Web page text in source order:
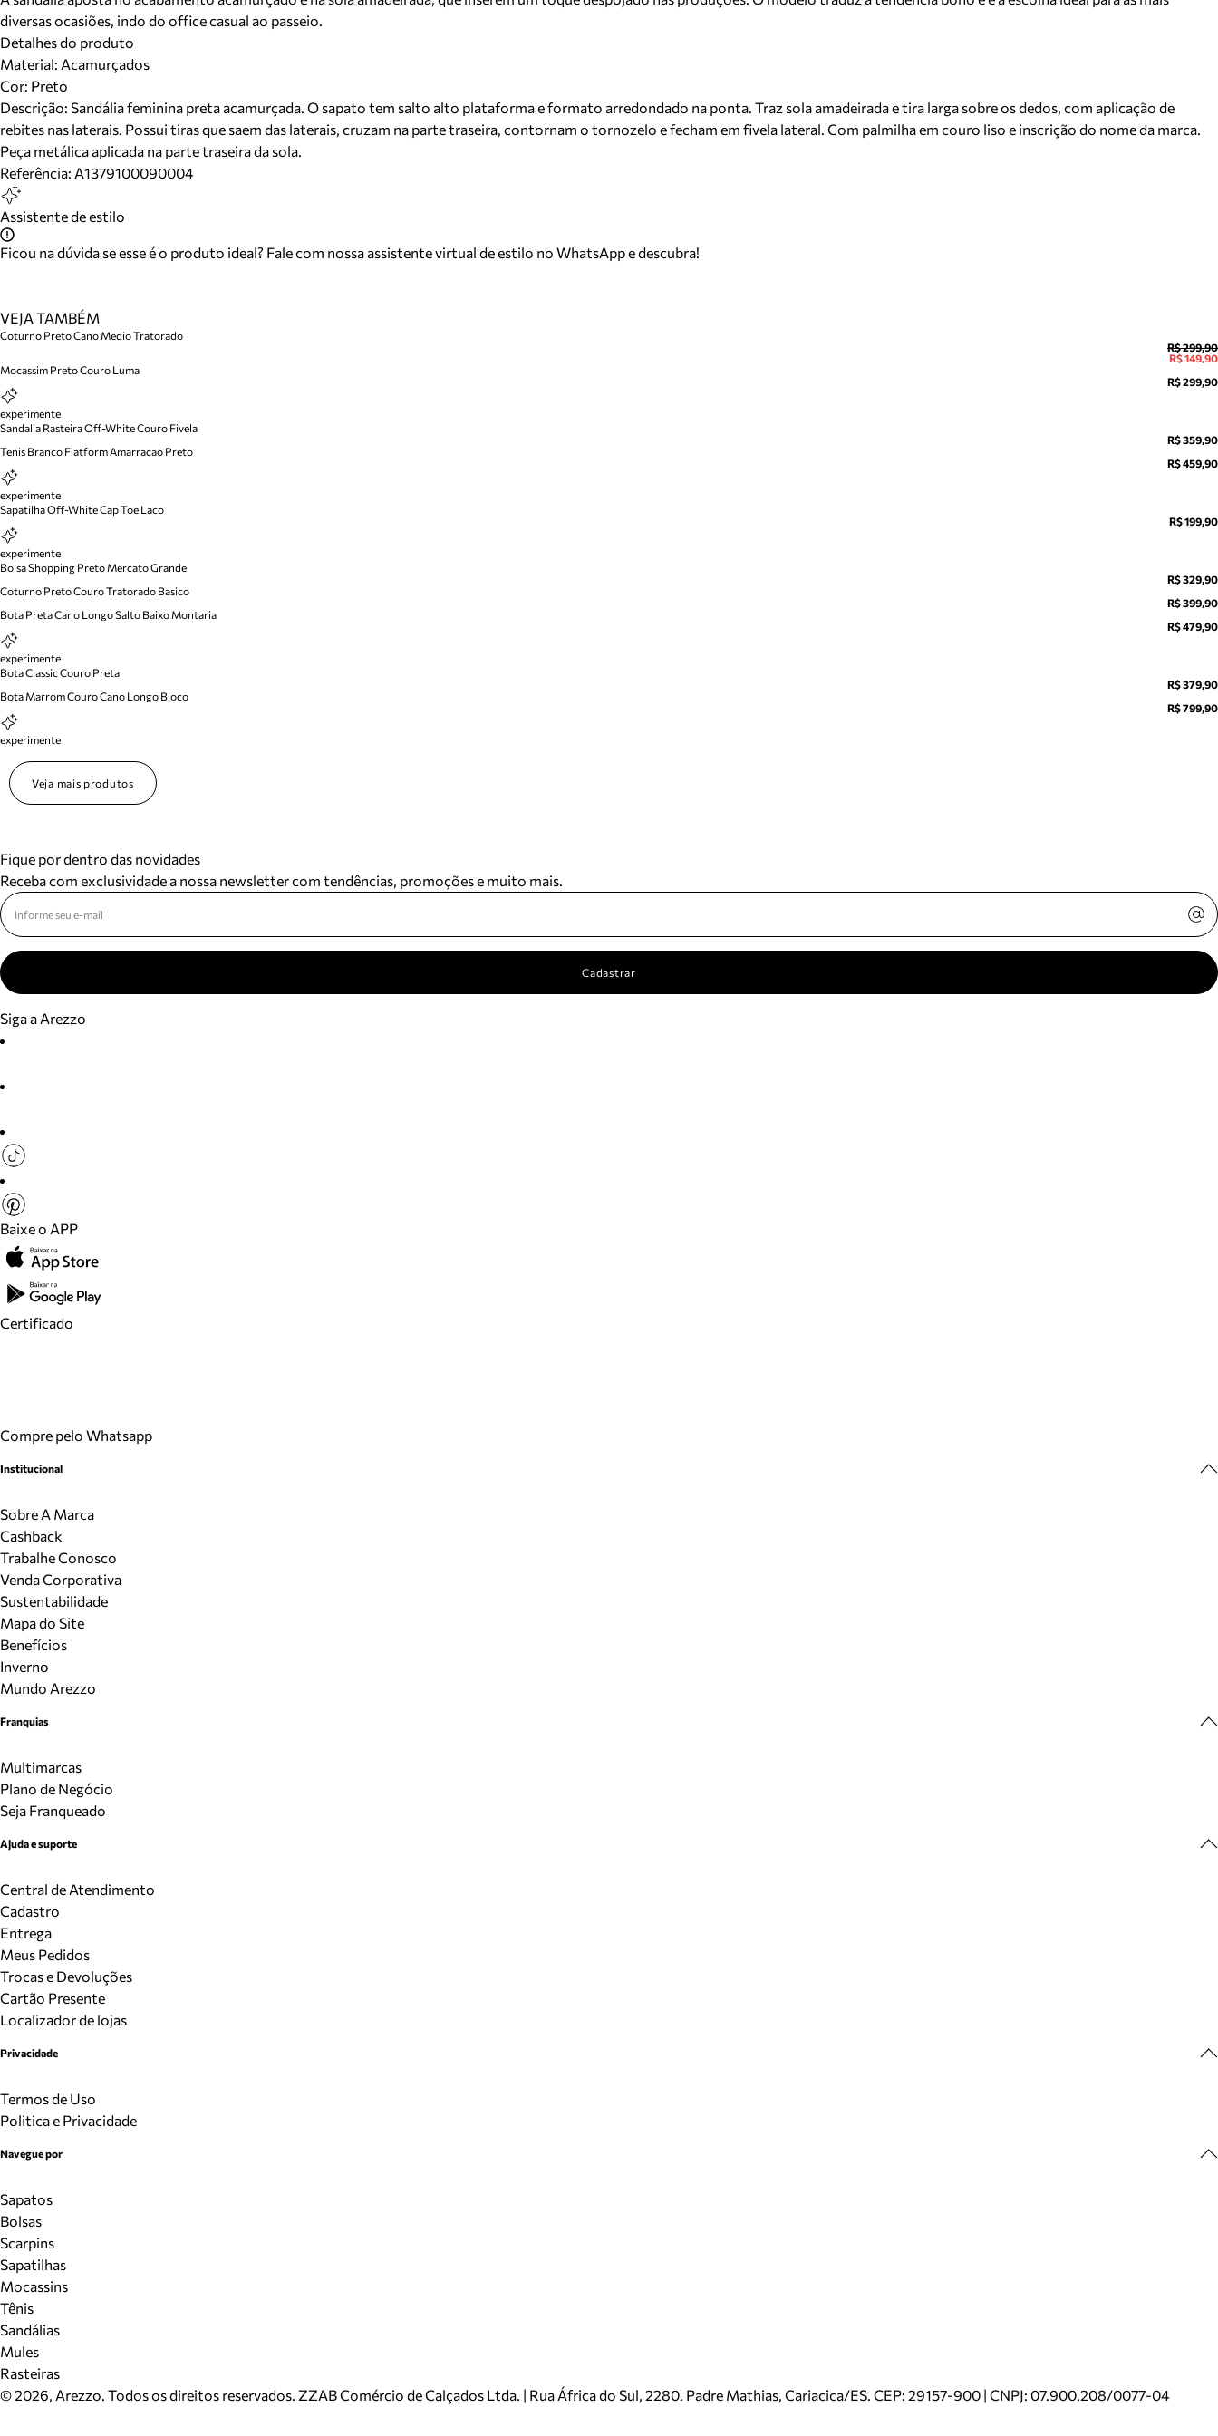
diversas ocasiões, indo do office casual ao passeio.
Detalhes do produto
Material: Acamurçados
Cor: Preto
Descrição: Sandália feminina preta acamurçada. O sapato tem salto alto plataforma e formato arredondado na ponta. Traz sola amadeirada e tira larga sobre os dedos, com aplicação de
rebites nas laterais. Possui tiras que saem das laterais, cruzam na parte traseira, contornam o tornozelo e fecham em fivela lateral. Com palmilha em couro liso e inscrição do nome da marca.
Peça metálica aplicada na parte traseira da sola.
Referência: A1379100090004
Assistente de estilo
Ficou na dúvida se esse é o produto ideal? Fale com nossa assistente virtual de estilo no WhatsApp e descubra!
VEJA TAMBÉM
Coturno Preto Cano Medio Tratorado
R$ 299,90
R$ 149,90
Mocassim Preto Couro Luma
R$ 299,90
experimente
Sandalia Rasteira Off-White Couro Fivela
R$ 359,90
Tenis Branco Flatform Amarracao Preto
R$ 459,90
experimente
Sapatilha Off-White Cap Toe Laco
R$ 199,90
experimente
Bolsa Shopping Preto Mercato Grande
R$ 329,90
Coturno Preto Couro Tratorado Basico
R$ 399,90
Bota Preta Cano Longo Salto Baixo Montaria
R$ 479,90
experimente
Bota Classic Couro Preta
R$ 379,90
Bota Marrom Couro Cano Longo Bloco
R$ 799,90
experimente
Veja mais produtos
Fique por dentro das novidades
Receba com exclusividade a nossa newsletter com tendências, promoções e muito mais.
Cadastrar
Siga a Arezzo
Baixe o APP
Certificado
Compre pelo Whatsapp
Institucional
Sobre A Marca
Cashback
Trabalhe Conosco
Venda Corporativa
Sustentabilidade
Mapa do Site
Benefícios
Inverno
Mundo Arezzo
Franquias
Multimarcas
Plano de Negócio
Seja Franqueado
Ajuda e suporte
Central de Atendimento
Cadastro
Entrega
Meus Pedidos
Trocas e Devoluções
Cartão Presente
Localizador de lojas
Privacidade
Termos de Uso
Politica e Privacidade
Navegue por
Sapatos
Bolsas
Scarpins
Sapatilhas
Mocassins
Tênis
Sandálias
Mules
Rasteiras
©2026, Arezzo. Todos os direitos reservados. ZZAB Comércio de Calçados Ltda. | Rua África do Sul, 2280. Padre Mathias, Cariacica/ES. CEP: 29157-900 | CNPJ: 07.900.208/0077-04